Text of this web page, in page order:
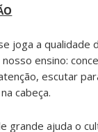
joga a qualidade
ensino:
escutar
cabeça.
grande ajuda o